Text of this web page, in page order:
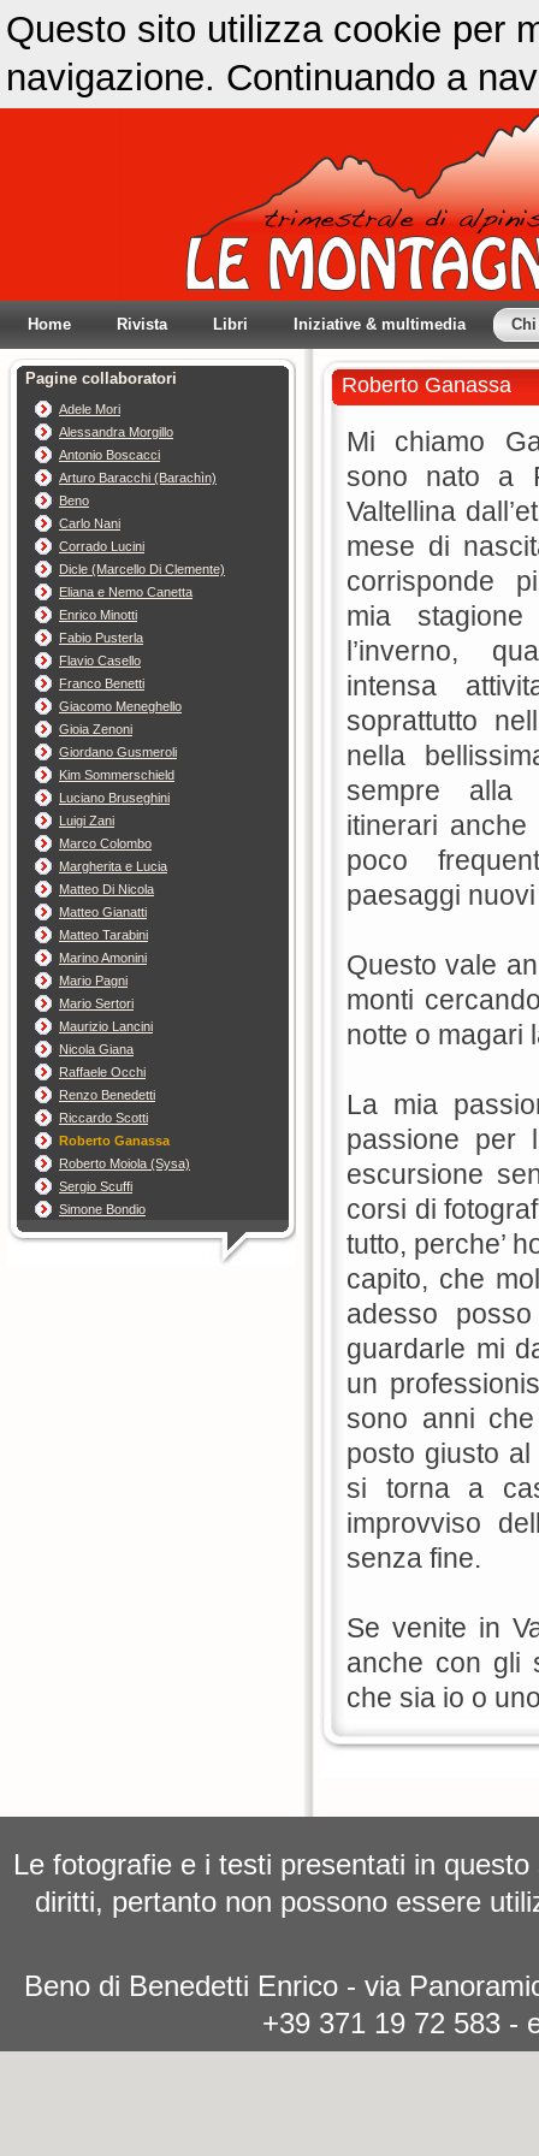
Questo sito utilizza cookie per
navigazione. Continuando a
Home Rivista Libri Iniziative & multimedia
Pagine collaboratori
Adele Mori
Alessandra Morgillo
Antonio Boscacci
Arturo Baracchi (Barachìn)
Beno
Carlo Nani
Corrado Lucini
Dicle (Marcello Di Clemente)
Eliana e Nemo Canetta
Enrico Minotti
Fabio Pusterla
Flavio Casello
Franco Benetti
Giacomo Meneghello
Gioia Zenoni
Giordano Gusmeroli
Kim Sommerschield
Luciano Bruseghini
Luigi Zani
Marco Colombo
Margherita e Lucia
Matteo Di Nicola
Matteo Gianatti
Matteo Tarabini
Marino Amonini
Mario Pagni
Mario Sertori
Maurizio Lancini
Nicola Giana
Raffaele Occhi
Renzo Benedetti
Riccardo Scotti
Roberto Ganassa
Roberto Moiola (Sysa)
Sergio Scuffi
Simone Bondio
Roberto Ganassa
Mi chiamo
sono nato a
Valtellina
mese di
corrisponde
mia
l’inverno,
intensa
soprattutto
nella
sempre alla
itinerari anche
poco
paesaggi
Questo vale
monti
notte o magari
La mia
passione per
escursione
corsi di
tutto, perche’
capito, che
adesso
guardarle mi
un
sono anni
posto giusto
si torna a
improvviso
senza fine.
Se venite in
anche con gli
che sia io o
Le fotografie e i testi presentati in
diritti, pertanto non possono essere
Beno di Benedetti Enrico - via
+39 371 19 72 583 -